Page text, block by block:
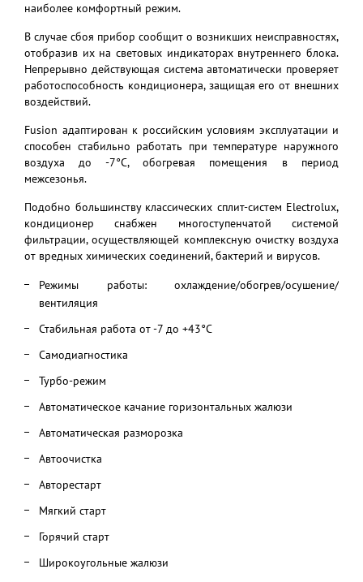
наиболее комфортный режим.
В случае сбоя прибор сообщит о возникших неисправностях,
отобразив их на световых индикаторах внутреннего блока.
Непрерывно действующая система автоматически проверяет
работоспособность кондиционера, защищая его от внешних
воздействий.
Fusion адаптирован к российским условиям эксплуатации и
способен стабильно работать при температуре наружного
воздуха до -7°С, обогревая помещения в период
межсезонья.
Подобно большинству классических сплит-систем Electrolux,
кондиционер снабжен многоступенчатой системой
фильтрации, осуществляющей комплексную очистку воздуха
от вредных химических соединений, бактерий и вирусов.
Режимы работы: охлаждение/обогрев/осушение/
вентиляция
Стабильная работа от -7 до +43°C
Самодиагностика
Турбо-режим
Автоматическое качание горизонтальных жалюзи
Автоматическая разморозка
Автоочистка
Авторестарт
Мягкий старт
Горячий старт
Широкоугольные жалюзи